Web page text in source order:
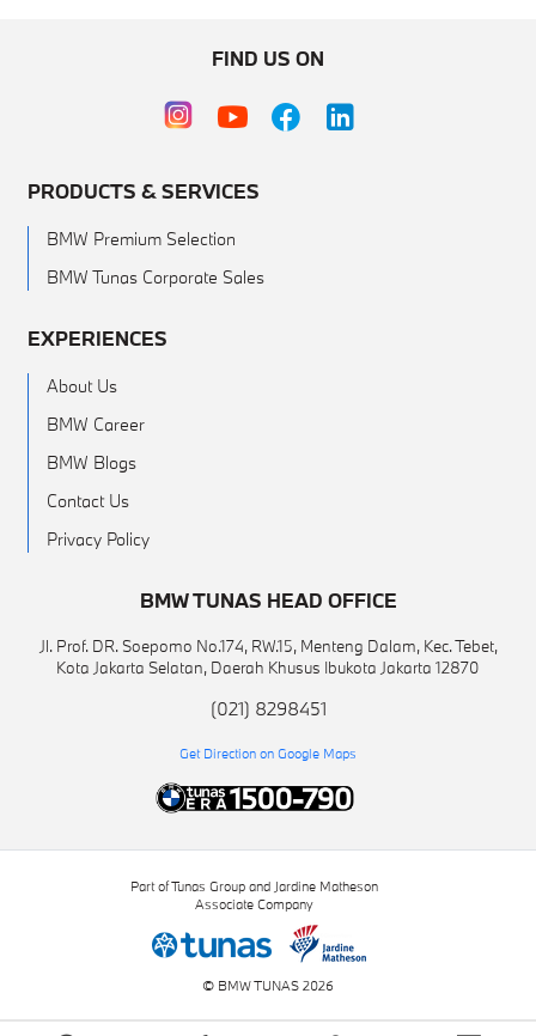
FIND US ON
PRODUCTS & SERVICES
BMW Premium Selection
BMW Tunas Corporate Sales
EXPERIENCES
About Us
BMW Career
BMW Blogs
Contact Us
Privacy Policy
BMW TUNAS HEAD OFFICE
Jl. Prof. DR. Soepomo No.174, RW.15, Menteng Dalam, Kec. Tebet,
Kota Jakarta Selatan, Daerah Khusus Ibukota Jakarta 12870
(021) 8298451
Get Direction on Google Maps
© BMW TUNAS 2026
Part of Tunas Group and Jardine Matheson
Associate Company